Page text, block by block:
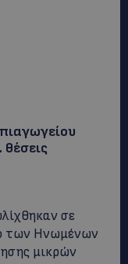
σε
των Ηνωμένων
μικρών